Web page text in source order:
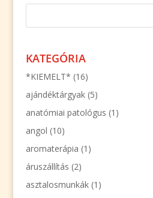
KATEGÓRIA
*KIEMELT* (16)
ajándéktárgyak(5)
anatómiai patológus (1)
angol (10)
aromaterápia (1)
áruszállítás (2)
asztalosmunkák(1)